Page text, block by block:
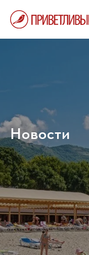
Новости